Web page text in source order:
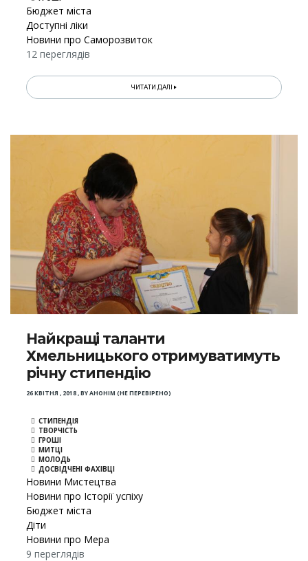
Бюджет міста
Доступні ліки
Новини про Саморозвиток
12 переглядів
ЧИТАТИ ДАЛІ
Найкращі таланти
Хмельницького отримуватимуть
річну стипендію
26 КВІТНЯ , 2018,BYАНОНІМ (НЕ ПЕРЕВІРЕНО)
СТИПЕНДІЯ
ТВОРЧІСТЬ
ГРОШІ
МИТЦІ
МОЛОДЬ
ДОСВІДЧЕНІ ФАХІВЦІ
Новини Мистецтва
Новини про Історії успіху
Бюджет міста
Діти
Новини про Мера
9 переглядів